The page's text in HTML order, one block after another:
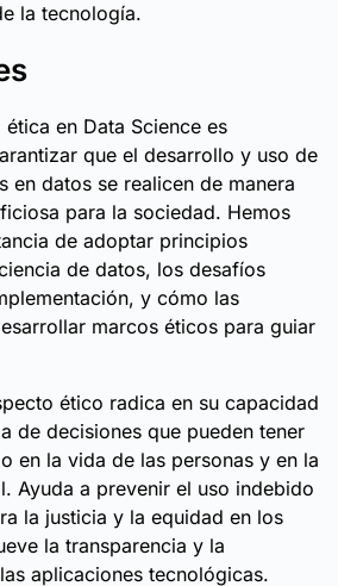
la tecnología.
en Data Science es
que el desarrollo y uso de
en datos se realicen de manera
para la sociedad. Hemos
de adoptar principios
de datos, los desafíos
y cómo las
marcos éticos para guiar
ético radica en su capacidad
de decisiones que pueden tener
en la vida de las personas y en la
Ayuda a prevenir el uso indebido
la justicia y la equidad en los
la transparencia y la
aplicaciones tecnológicas.